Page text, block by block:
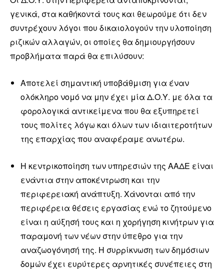
γενικά, στα καθήκοντά τους και θεωρούμε ότι δεν
συντρέχουν λόγοι που δικαιολογούν την υλοποίηση
ριζικών αλλαγών, οι οποίες θα δημιουργήσουν
προβλήματα παρά θα επιλύσουν:
Αποτελεί σημαντική υποβάθμιση για έναν
ολόκληρο νομό να μην έχει μία Δ.Ο.Υ. με όλα τα
φορολογικά αντικείμενα που θα εξυπηρετεί
τους πολίτες λόγω και όλων των ιδιαιτεροτήτων
της επαρχίας που αναφέραμε ανωτέρω.
Η κεντρικοποίηση των υπηρεσιών της ΑΑΔΕ είναι
ενάντια στην αποκέντρωση και την
περιφερειακή ανάπτυξη. Χάνονται από την
περιφέρεια θέσεις εργασίας ενώ το ζητούμενο
είναι η αύξησή τους και η χορήγηση κινήτρων για
παραμονή των νέων στην ύπεθρο για την
αναζωογόνησή της. Η συρρίκνωση των δημόσιων
δομών έχει ευρύτερες αρνητικές συνέπειες στη